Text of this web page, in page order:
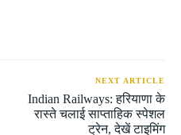
NEXT ARTICLE
Indian Railways: हरियाणा के
रास्ते चलाई साप्ताहिक स्पेशल
ट्रेन, देखें टाइमिंग